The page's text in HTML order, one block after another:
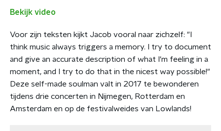
Bekijk video
Voor zijn teksten kijkt Jacob vooral naar zichzelf: "I
think music always triggers a memory. I try to document
and give an accurate description of what I'm feeling in a
moment, and I try to do that in the nicest way possible!"
Deze self-made soulman valt in 2017 te bewonderen
tijdens drie concerten in Nijmegen, Rotterdam en
Amsterdam en op de festivalweides van Lowlands!